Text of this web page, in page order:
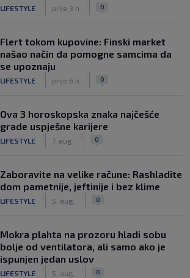
LIFESTYLE prije 3 h 0
Flert tokom kupovine: Finski market
našao način da pomogne samcima da
se upoznaju
LIFESTYLE prije 6 h 0
Ova 3 horoskopska znaka najčešće
grade uspješne karijere
LIFESTYLE 7. aug. 0
Zaboravite na velike račune: Rashladite
dom pametnije, jeftinije i bez klime
LIFESTYLE 5. aug. 0
Mokra plahta na prozoru hladi sobu
bolje od ventilatora, ali samo ako je
ispunjen jedan uslov
LIFESTYLE 5. aug. 0